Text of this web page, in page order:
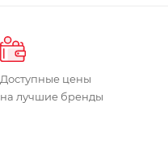
Доступные цены
на лучшие бренды